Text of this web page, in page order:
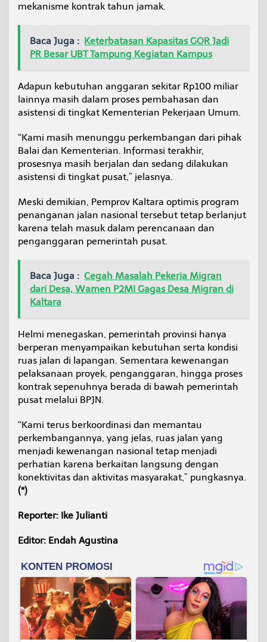
y
r
s
mekanisme kontrak tahun jamak.
Baca Juga : Keterbatasan Kapasitas GOR Jadi
PR Besar UBT Tampung Kegiatan Kampus
Adapun kebutuhan anggaran sekitar Rp100 miliar
lainnya masih dalam proses pembahasan dan
asistensi di tingkat Kementerian Pekerjaan Umum.
“Kami masih menunggu perkembangan dari pihak
Balai dan Kementerian. Informasi terakhir,
prosesnya masih berjalan dan sedang dilakukan
asistensi di tingkat pusat,” jelasnya.
Meski demikian, Pemprov Kaltara optimis program
penanganan jalan nasional tersebut tetap berlanjut
karena telah masuk dalam perencanaan dan
penganggaran pemerintah pusat.
Baca Juga : Cegah Masalah Pekerja Migran
dari Desa, Wamen P2MI Gagas Desa Migran di
Kaltara
Helmi menegaskan, pemerintah provinsi hanya
berperan menyampaikan kebutuhan serta kondisi
ruas jalan di lapangan. Sementara kewenangan
pelaksanaan proyek, penganggaran, hingga proses
kontrak sepenuhnya berada di bawah pemerintah
pusat melalui BPJN.
“Kami terus berkoordinasi dan memantau
perkembangannya, yang jelas, ruas jalan yang
menjadi kewenangan nasional tetap menjadi
perhatian karena berkaitan langsung dengan
konektivitas dan aktivitas masyarakat,” pungkasnya.
(*)
Reporter: Ike Julianti
Editor: Endah Agustina